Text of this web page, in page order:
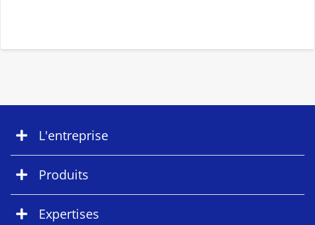
L'entreprise
Produits
Expertises